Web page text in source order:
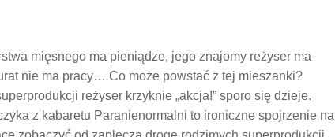
mięsnego ma pieniądze, jego znajomy reżyser ma
nie ma pracy… Co może powstać z tej mieszanki?
reżyser krzyknie „akcja!” sporo się dzieje.
z kabaretu Paranienormalni to ironiczne spojrzenie na